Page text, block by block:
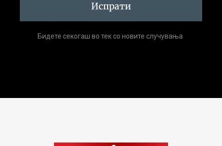
Испрати
Бидете секогаш во тек со новите случувања